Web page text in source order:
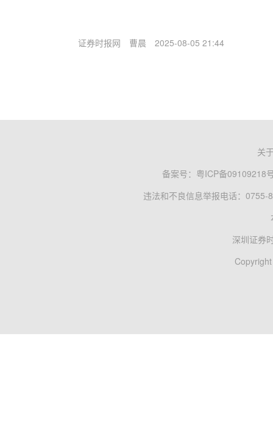
证券时报网 曹晨 2025-08-05 21:44
关
备案号： 粤ICP备09109218
违法和不良信息举报电话：0755-
深圳证券